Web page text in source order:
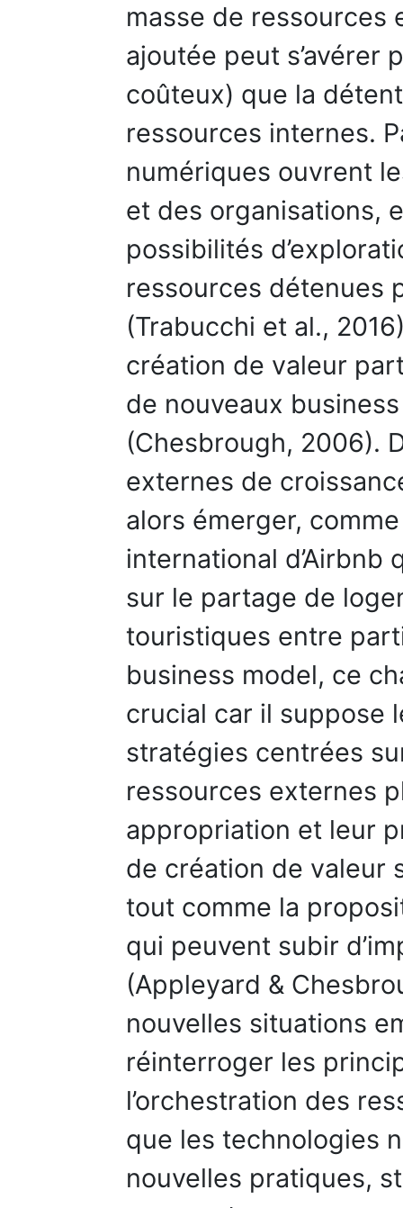
masse de ressources
ajoutée peut s’avérer
coûteux) que la
ressources internes.
numériques ouvrent
et des organisations,
possibilités
ressources détenues
(Trabucchi et al.,
création de valeur
de nouveaux
(Chesbrough, 2006).
externes de
alors émerger,
international d’Airbnb
sur le partage de
touristiques entre
business model, ce
crucial car il suppose
stratégies centrées
ressources externes
appropriation et leur
de création de valeur
tout comme la
qui peuvent subir
(Appleyard &
nouvelles situations
réinterroger les
l’orchestration des
que les technologies
nouvelles pratiques,